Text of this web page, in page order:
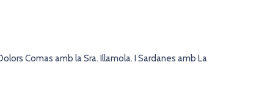
Comas amb la Sra. Illamola. I Sardanes amb La